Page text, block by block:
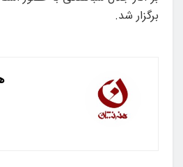
برگزار شد.